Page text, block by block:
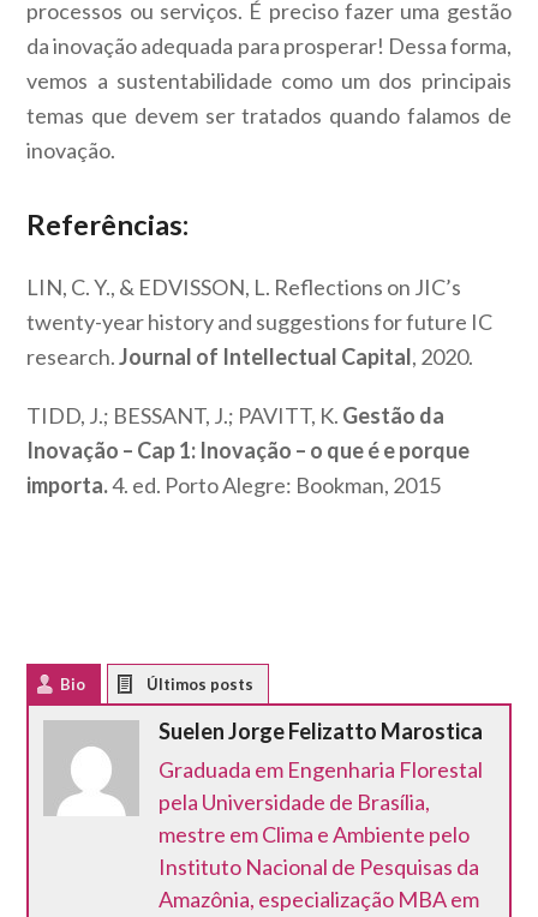
processos ou serviços. É preciso fazer uma gestão
da inovação adequada para prosperar! Dessa forma,
vemos a sustentabilidade como um dos principais
temas que devem ser tratados quando falamos de
inovação.
Referências:
LIN, C. Y., & EDVISSON, L. Reflections on JIC’s
twenty-year history and suggestions for future IC
research.Journal of Intellectual Capital, 2020.
TIDD, J.; BESSANT, J.; PAVITT, K. Gestão da
Inovação – Cap 1: Inovação – o que é e porque
importa.4. ed. Porto Alegre: Bookman, 2015
Bio
Suelen Jorge Felizatto Marostica
Graduada em Engenharia Florestal
pela Universidade de Brasília,
mestre em Clima e Ambiente pelo
Instituto Nacional de Pesquisas da
Amazônia, especialização MBA em